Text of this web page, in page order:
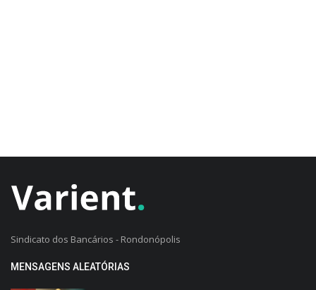
Sindicato dos Bancários - Rondonópolis
MENSAGENS ALEATÓRIAS